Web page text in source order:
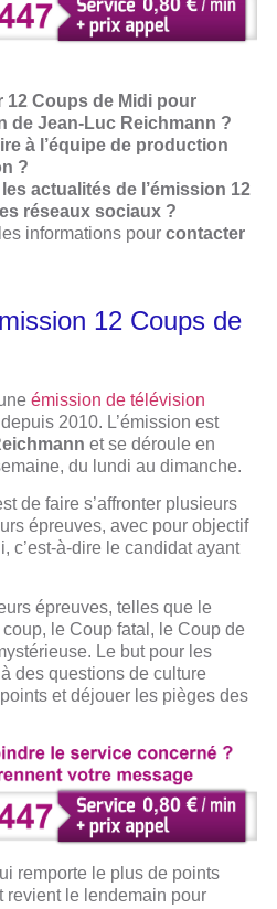
12 Coups de Midi pour
de Jean-Luc Reichmann ?
à l’équipe de production
?
actualités de l’émission 12
réseaux sociaux ?
informations pour contacter
12 Coups de
émission de télévision
2010. L’émission est
et se déroule en
du lundi au dimanche.
de faire s’affronter plusieurs
épreuves, avec pour objectif
c’est-à-dire le candidat ayant
épreuves, telles que le
le Coup fatal, le Coup de
Le but pour les
des questions de culture
et déjouer les pièges des
remporte le plus de points
revient le lendemain pour